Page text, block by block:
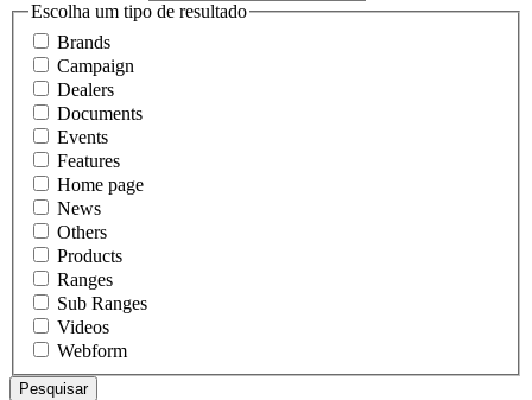
Escolha um tipo de resultado
Brands
Campaign
Dealers
Documents
Events
Features
Home page
News
Others
Products
Ranges
Sub Ranges
Videos
Webform